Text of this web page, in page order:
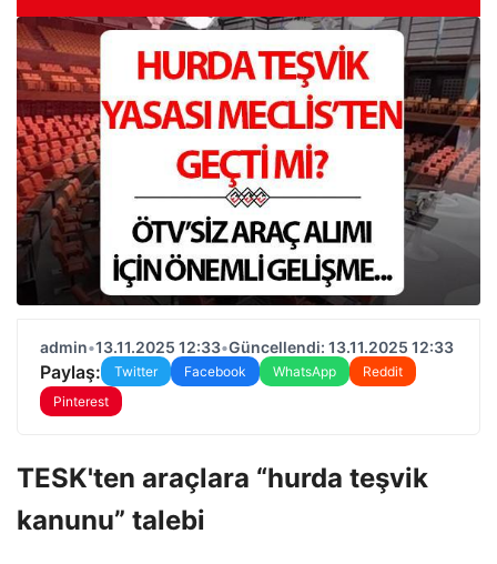
admin•13.11.2025 12:33•Güncellendi: 13.11.2025 12:33
Paylaş: Twitter Facebook WhatsApp
Reddit
Pinterest
TESK'ten araçlara “hurda teşvik
kanunu” talebi